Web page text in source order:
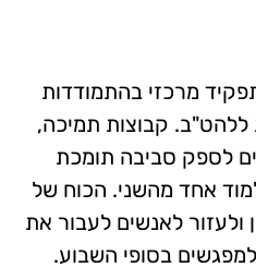
מרכזי בהתמודדות
ללהט"ב. קבוצות תמיכה,
לספק סביבה תומכת
אחד מהשני. הכוח של
ולעזור לאנשים לעבור את
בסופי השבוע.